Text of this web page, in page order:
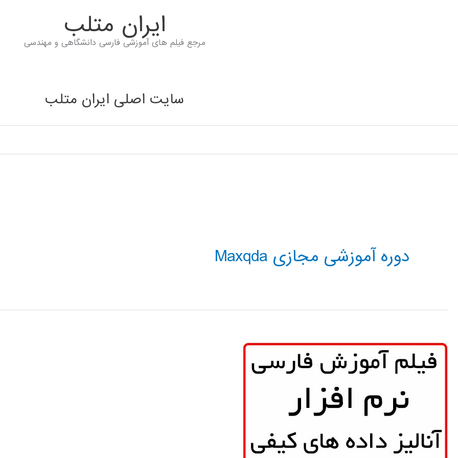
ايران متلب
مرجع فیلم های آموزشی فارسی دانشگاهی و مهندسی
سایت اصلی ایران متلب
دوره آموزشی مجازی Maxqda